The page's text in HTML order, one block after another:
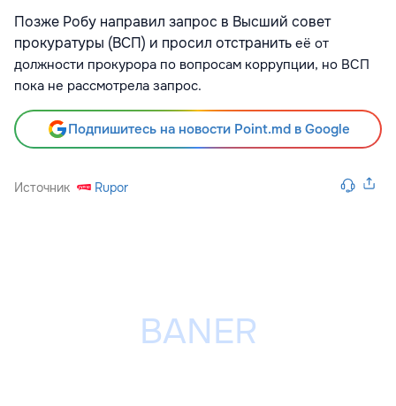
Позже Робу направил запрос в Высший совет
прокуратуры (ВСП) и просил отстранить её от
должности прокурора по вопросам коррупции, но ВСП
пока не рассмотрела запрос.
Подпишитесь на новости Point.md в Google
Источник Rupor